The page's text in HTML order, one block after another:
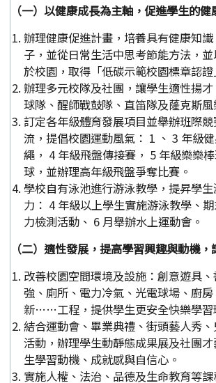
（一）以健康成長為主軸，促進學生的
辦理健康促進計畫，培養具有健康知
子，並從日常生活中思考節能方法，
於校園，取得「低碳示範校園標章認證
辦理多元校隊及社團，讓學生適性揚
球隊、醒師戰鼓隊、直笛隊及蕯克斯
訂定各年級體育發展項目並舉辦班際
流，提倡校園運動風氣： 1 、 3 年級
繩， 4 年級飛盤傳接賽， 5 年級樂樂
球，並辦理高年級飛盤爭奪比賽。
學校自有泳池進行游泳教學，提昇學
力： 4 年級以上學生實施游泳教學、
力檢測活動、 6 月舉辦水上運動會。
（二）適性發展，提高學習興趣與動機
改善校園空間環境及設施：創意遊具
強、廁所、電力冷氣、光電球場、廚
新……工程，提供學生更安全快樂學習
結合運動會、畢業典禮、街頭藝人秀
活動，辦理學生動靜態成果展及社團
生學習動機、成就感與自信心。
實施人權、法治、品德及生命教育等